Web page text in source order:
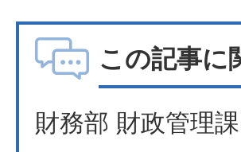
この記事に
財務部 財政管理